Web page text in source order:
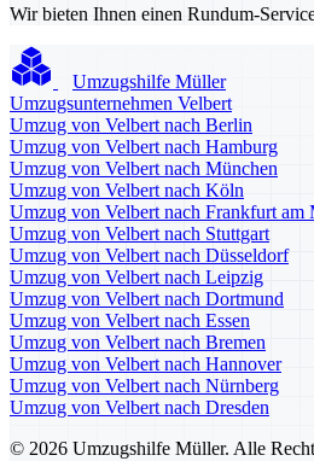
Wir bieten Ihnen einen Rundum-
Umzugshilfe Müller
Umzugsunternehmen Velbert
Umzug von Velbert nach Berlin
Umzug von Velbert nach Hamburg
Umzug von Velbert nach München
Umzug von Velbert nach Köln
Umzug von Velbert nach Frankfurt am
Umzug von Velbert nach Stuttgart
Umzug von Velbert nach Düsseldorf
Umzug von Velbert nach Leipzig
Umzug von Velbert nach Dortmund
Umzug von Velbert nach Essen
Umzug von Velbert nach Bremen
Umzug von Velbert nach Hannover
Umzug von Velbert nach Nürnberg
Umzug von Velbert nach Dresden
© 2026 Umzugshilfe Müller. Alle